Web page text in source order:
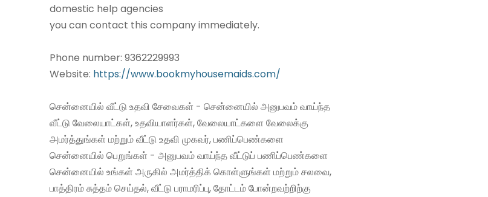
domestic help agencies
you can contact this company immediately.
Phone number: 9362229993
Website: https://www.bookmyhousemaids.com/
சென்னையில் வீட்டு உதவி சேவைகள் - சென்னையில் அனுபவம் வாய்ந்த
வீட்டு வேலையாட்கள், உதவியாளர்கள், வேலையாட்களை வேலைக்கு
அமர்த்துங்கள் மற்றும் வீட்டு உதவி முகவர், பணிப்பெண்களை
சென்னையில் பெறுங்கள் - அனுபவம் வாய்ந்த வீட்டுப் பணிப்பெண்களை
சென்னையில் உங்கள் அருகில் அமர்த்திக் கொள்ளுங்கள் மற்றும் சலவை,
பாத்திரம் சுத்தம் செய்தல், வீட்டு பராமரிப்பு, தோட்டம் போன்றவற்றிற்கு